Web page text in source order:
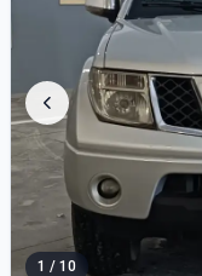
1 / 10